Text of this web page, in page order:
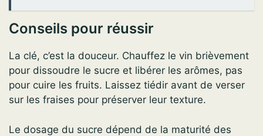
Conseils pour réussir
La clé, c’est la douceur. Chauffez le vin brièvement
pour dissoudre le sucre et libérer les arômes, pas
pour cuire les fruits. Laissez tiédir avant de verser
sur les fraises pour préserver leur texture.
Le dosage du sucre dépend de la maturité des